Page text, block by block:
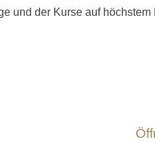
und der Kurse auf höchstem